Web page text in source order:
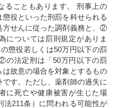
ることもあります。 刑事上の
役といった刑罰を科せられる
せんに従った調剤義務と、②
については罰則規定がありま
懲役若しくは50万円以下の罰
の法定刑は「50万円以下の罰
故意の場合を対象とするもの
す。ただし、薬剤師の過失に
に死亡や健康被害が生じた場
法211条）に問われる可能性が